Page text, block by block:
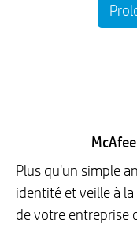
Plus qu'un simple
identité et veille à
de votre entreprise